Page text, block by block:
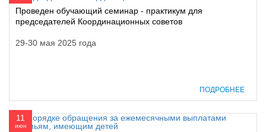
Проведен обучающий семинар - практикум для
председателей Координационных советов
29-30 мая 2025 года
ПОДРОБНЕЕ
11
июн